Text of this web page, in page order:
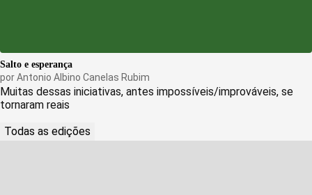
Salto e esperança
porAntonio Albino Canelas Rubim
Muitas dessas iniciativas, antes impossíveis/improváveis, se
tornaram reais
Todas as edições